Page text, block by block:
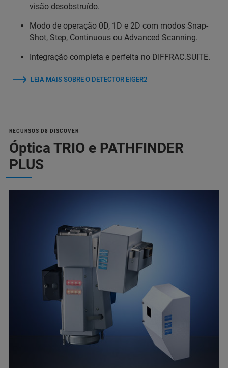
visão desobstruído.
Modo de operação 0D, 1D e 2D com modos Snap-
Shot, Step, Continuous ou Advanced Scanning.
Integração completa e perfeita no DIFFRAC.SUITE.
LEIA MAIS SOBRE O DETECTOR EIGER2
RECURSOS D8 DISCOVER
Óptica TRIO e PATHFINDER
PLUS